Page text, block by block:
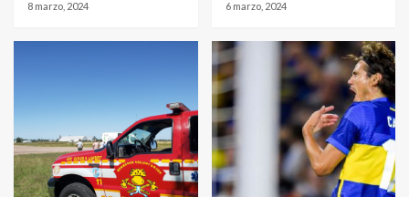
8 marzo, 2024 6 marzo, 2024